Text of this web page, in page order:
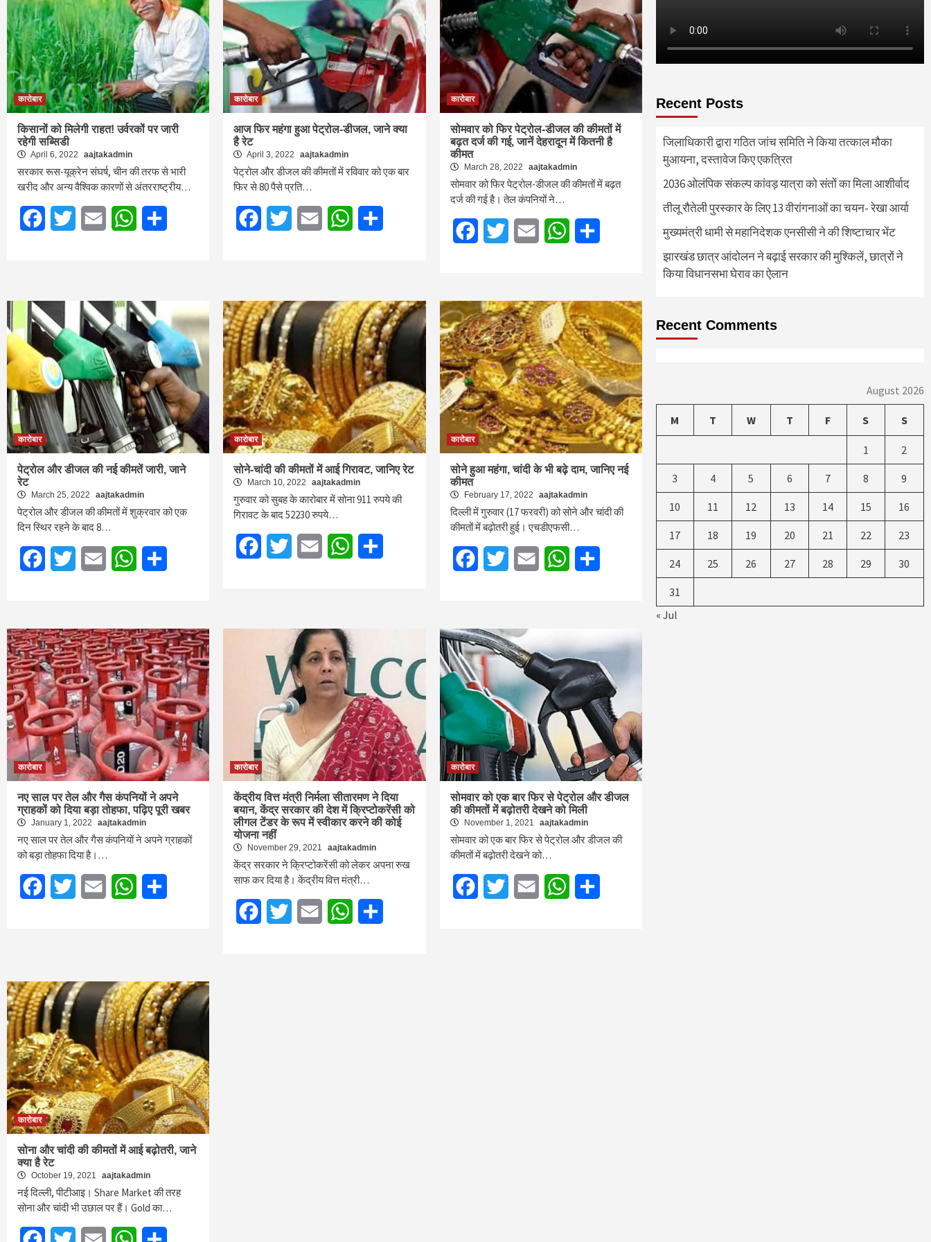
कारोबार
किसानों को मिलेगी राहत! उर्वरकों पर जारी
रहेगी सब्सिडी
April 6, 2022 aajtakadmin
सरकार रूस-यूक्रेन संघर्ष, चीन की तरफ से भारी
खरीद और अन्य वैश्विक कारणों से अंतरराष्ट्रीय…
FacebookTwitter Email WhatsApp
कारोबार
आज फिर महंगा हुआ पेट्रोल-डीजल, जाने क्या
है रेट
April 3, 2022 aajtakadmin
पेट्रोल और डीजल की कीमतों में रविवार को एक बार
फिर से 80 पैसे प्रति…
FacebookTwitter Email WhatsApp
कारोबार
सोमवार को फिर पेट्रोल-डीजल की कीमतों में
बढ़त दर्ज की गई, जानें देहरादून में कितनी है
कीमत
March 28, 2022 aajtakadmin
सोमवार को फिर पेट्रोल-डीजल की कीमतों में बढ़त
दर्ज की गई है। तेल कंपनियों ने…
FacebookTwitter Email WhatsApp
कारोबार
पेट्रोल और डीजल की नई कीमतें जारी, जाने
रेट
March 25, 2022 aajtakadmin
पेट्रोल और डीजल की कीमतों में शुक्रवार को एक
दिन स्थिर रहने के बाद 8…
FacebookTwitter Email WhatsApp
कारोबार
सोने-चांदी की कीमतों में आई गिरावट, जानिए रेट
March 10, 2022 aajtakadmin
गुरुवार को सुबह के कारोबार में सोना 911 रुपये की
गिरावट के बाद 52230 रुपये…
FacebookTwitter Email WhatsApp
कारोबार
सोने हुआ महंगा, चांदी के भी बढ़े दाम, जानिए नई
कीमत
February 17, 2022 aajtakadmin
दिल्ली में गुरुवार (17 फरवरी) को सोने और चांदी की
कीमतों में बढ़ोतरी हुई। एचडीएफसी…
FacebookTwitter Email WhatsApp
कारोबार
नए साल पर तेल और गैस कंपनियों ने अपने
ग्राहकों को दिया बड़ा तोहफा, पढ़िए पूरी खबर
January 1, 2022 aajtakadmin
नए साल पर तेल और गैस कंपनियों ने अपने ग्राहकों
को बड़ा तोहफा दिया है।…
FacebookTwitter Email WhatsApp
कारोबार
केंद्रीय वित्त मंत्री निर्मला सीतारमण ने दिया
बयान, केंद्र सरकार की देश में क्रिप्टोकरेंसी को
लीगल टेंडर के रूप में स्वीकार करने की कोई
योजना नहीं
November 29, 2021 aajtakadmin
केंद्र सरकार ने क्रिप्टोकरेंसी को लेकर अपना रुख
साफ कर दिया है। केंद्रीय वित्त मंत्री…
FacebookTwitter Email WhatsApp
कारोबार
सोमवार को एक बार फिर से पेट्रोल और डीजल
की कीमतों में बढ़ोतरी देखने को मिली
November 1, 2021 aajtakadmin
सोमवार को एक बार फिर से पेट्रोल और डीजल की
कीमतों में बढ़ोतरी देखने को…
FacebookTwitter Email WhatsApp
कारोबार
सोना और चांदी की कीमतों में आई बढ़ोतरी, जाने
क्या है रेट
October 19, 2021 aajtakadmin
नई दिल्‍ली, पीटीआइ। Share Market की तरह
सोना और चांदी भी उछाल पर हैं। Gold का…
Recent Posts
जिलाधिकारी द्वारा गठित जांच समिति ने किया तत्काल मौका
मुआयना, दस्तावेज किए एकत्रित
2036 ओलंपिक संकल्प कांवड़ यात्रा को संतों का मिला आशीर्वाद
तीलू रौतेली पुरस्कार के लिए 13 वीरांगनाओं का चयन- रेखा आर्या
मुख्यमंत्री धामी से महानिदेशक एनसीसी ने की शिष्टाचार भेंट
झारखंड छात्र आंदोलन ने बढ़ाई सरकार की मुश्किलें, छात्रों ने
किया विधानसभा घेराव का ऐलान
Recent Comments
August 2026
M T W T F S S
1 2
3 4 5 6 7 8 9
10 11 12 13 14 15 16
17 18 19 20 21 22 23
24 25 26 27 28 29 30
31
« Jul